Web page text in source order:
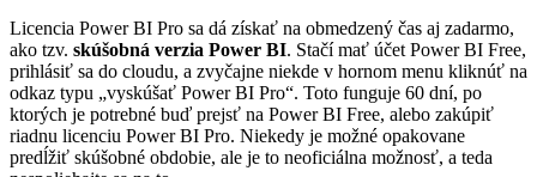
Licencia Power BI Pro sa dá získať na obmedzený čas aj zadarmo,
ako tzv. skúšobná verzia Power BI. Stačí mať účet Power BI Free,
prihlásiť sa do cloudu, a zvyčajne niekde v hornom menu kliknúť na
odkaz typu „vyskúšať Power BI Pro“. Toto funguje 60 dní, po
ktorých je potrebné buď prejsť na Power BI Free, alebo zakúpiť
riadnu licenciu Power BI Pro. Niekedy je možné opakovane
predĺžiť skúšobné obdobie, ale je to neoficiálna možnosť, a teda